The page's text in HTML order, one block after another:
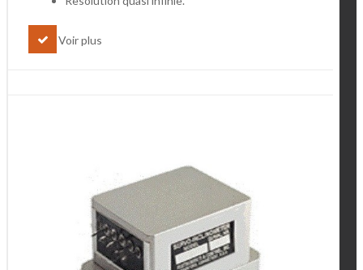
Voir plus